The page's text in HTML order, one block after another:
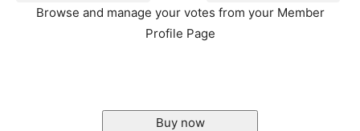
Browse and manage your votes from your Member
Profile Page
Buy now